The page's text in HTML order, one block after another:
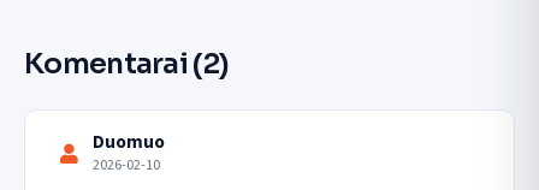
Komentarai (2)
Duomuo
2026-02-10